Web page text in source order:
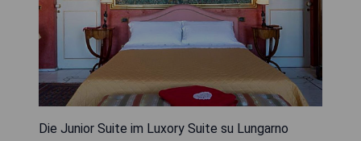
Die Junior Suite im Luxory Suite su Lungarno